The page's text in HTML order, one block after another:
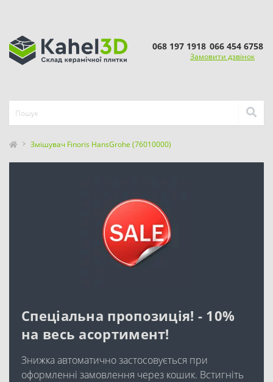
068 197 1918 066 454 6758
Замовити дзвінок
Змішувач Finoris HansGrohe (76010000)
Спеціальна пропозиція! - 10%
на весь асортимент!
Знижка автоматично застосовується при
оформленні замовлення через кошик. Встигніть